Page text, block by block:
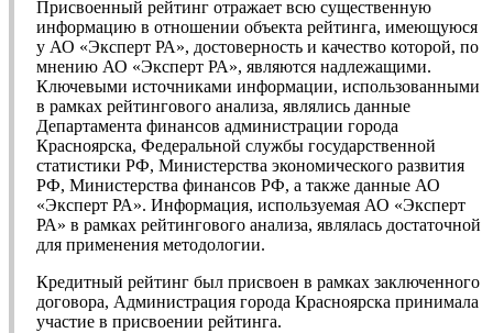
Присвоенный рейтинг отражает всю существенную
информацию в отношении объекта рейтинга, имеющуюся
у АО «Эксперт РА», достоверность и качество которой, по
мнению АО «Эксперт РА», являются надлежащими.
Ключевыми источниками информации, использованными
в рамках рейтингового анализа, являлись данные
Департамента финансов администрации города
Красноярска, Федеральной службы государственной
статистики РФ, Министерства экономического развития
РФ, Министерства финансов РФ, а также данные АО
«Эксперт РА». Информация, используемая АО «Эксперт
РА» в рамках рейтингового анализа, являлась достаточной
для применения методологии.
Кредитный рейтинг был присвоен в рамках заключенного
договора, Администрация города Красноярска принимала
участие в присвоении рейтинга.